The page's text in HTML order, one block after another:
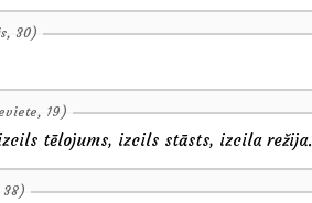
30)
19)
tēlojums, izcils stāsts, izcila režija.
38)